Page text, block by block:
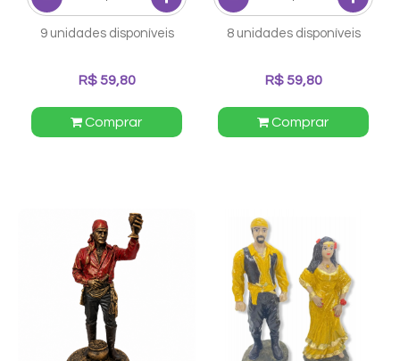
9 unidades disponíveis
R$ 59,80
Comprar
8 unidades disponíveis
R$ 59,80
Comprar